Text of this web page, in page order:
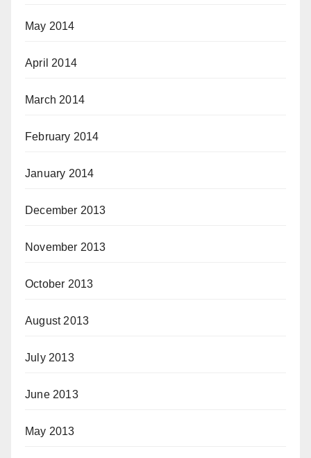
May 2014
April 2014
March 2014
February 2014
January 2014
December 2013
November 2013
October 2013
August 2013
July 2013
June 2013
May 2013